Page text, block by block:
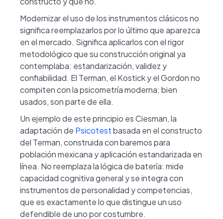
Modernizar el uso de los instrumentos clásicos no
significa reemplazarlos por lo último que aparezca
en el mercado. Significa aplicarlos con el rigor
metodológico que su construcción original ya
contemplaba: estandarización, validez y
confiabilidad. El Terman, el Kostick y el Gordon no
compiten con la psicometría moderna; bien
usados, son parte de ella.
Un ejemplo de este principio es Ciesman, la
adaptación de Psicotestbasada en el constructo
del Terman, construida con baremos para
población mexicana y aplicación estandarizada en
línea. No reemplaza la lógica de batería: mide
capacidad cognitiva general y se integra con
instrumentos de personalidad y competencias,
que es exactamente lo que distingue un uso
defendible de uno por costumbre.